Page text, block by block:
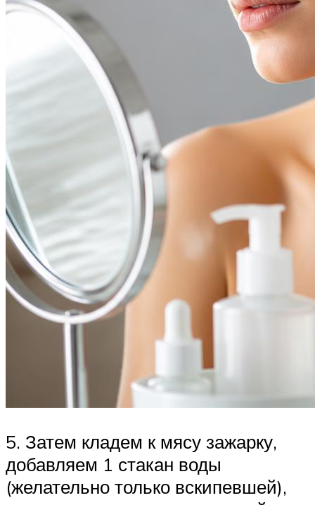
5. Затем кладем к мясу зажарку,
добавляем 1 стакан воды
(желательно только вскипевшей),